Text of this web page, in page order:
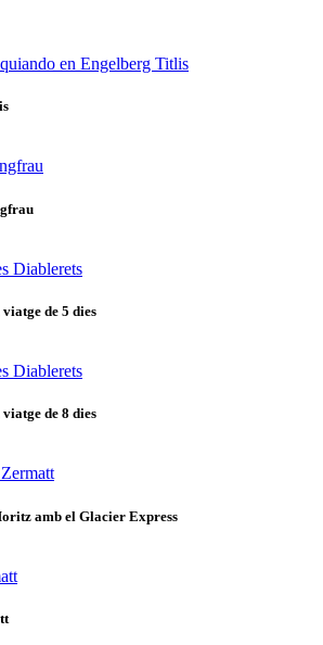
de 5 dies
de 8 dies
amb el Glacier Express